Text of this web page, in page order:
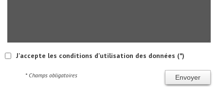
J'accepte les conditions d'utilisation des données (*)
Envoyer
* Champs obligatoires